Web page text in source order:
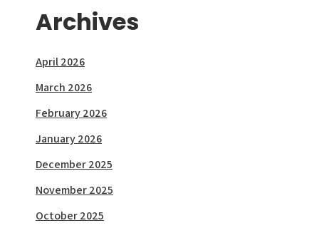
Archives
April 2026
March 2026
February 2026
January 2026
December 2025
November 2025
October 2025